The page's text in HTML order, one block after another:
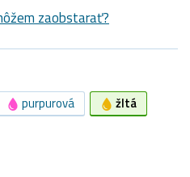
zaobstarať?
purpurová žltá